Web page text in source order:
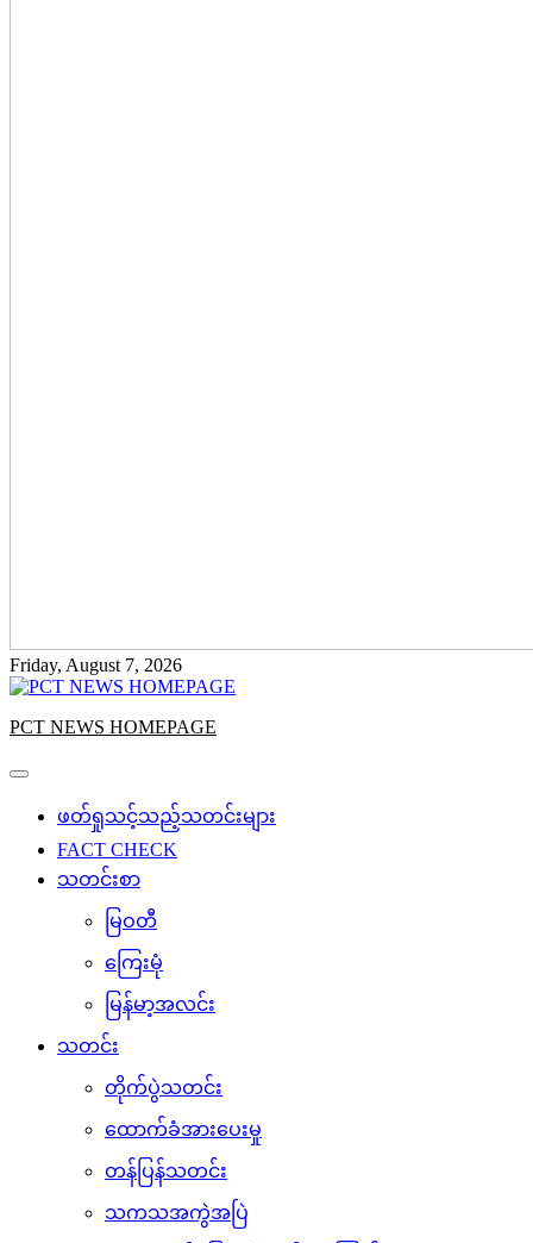
Friday, August 7, 2026
PCT NEWS HOMEPAGE
ဖတ်ရှုသင့်သည့်သတင်းများ
FACT CHECK
သတင်းစာ
မြဝတီ
ကြေးမုံ
မြန်မာ့အလင်း
သတင်း
တိုက်ပွဲသတင်း
ထောက်ခံအားပေးမှု
တန်ပြန်သတင်း
သကသအကွဲအပြဲ